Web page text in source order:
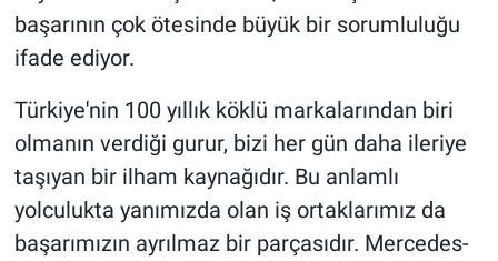
başarının çok ötesinde büyük bir sorumluluğu
ifade ediyor.
Türkiye'nin 100 yıllık köklü markalarından biri
olmanın verdiği gurur, bizi her gün daha ileriye
taşıyan bir ilham kaynağıdır. Bu anlamlı
yolculukta yanımızda olan iş ortaklarımız da
başarımızın ayrılmaz bir parçasıdır. Mercedes-